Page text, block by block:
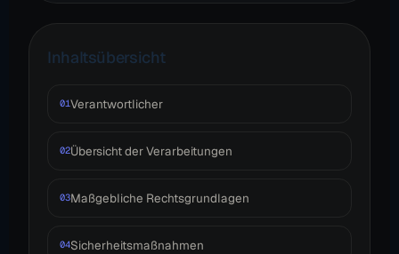
Inhaltsübersicht
01Verantwortlicher
02Übersicht der Verarbeitungen
03Maßgebliche Rechtsgrundlagen
04Sicherheitsmaßnahmen